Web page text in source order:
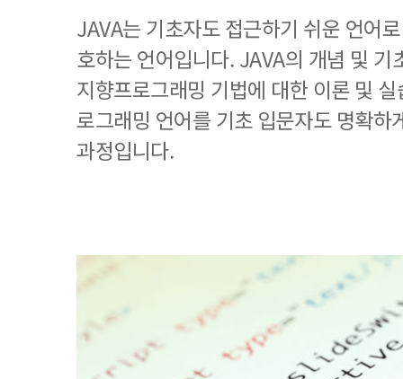
JAVA는 기초자도 접근하기 쉬운 언어
호하는 언어입니다. JAVA의 개념 및 기
지향프로그래밍 기법에 대한 이론 및
로그래밍 언어를 기초 입문자도 명확하
과정입니다.